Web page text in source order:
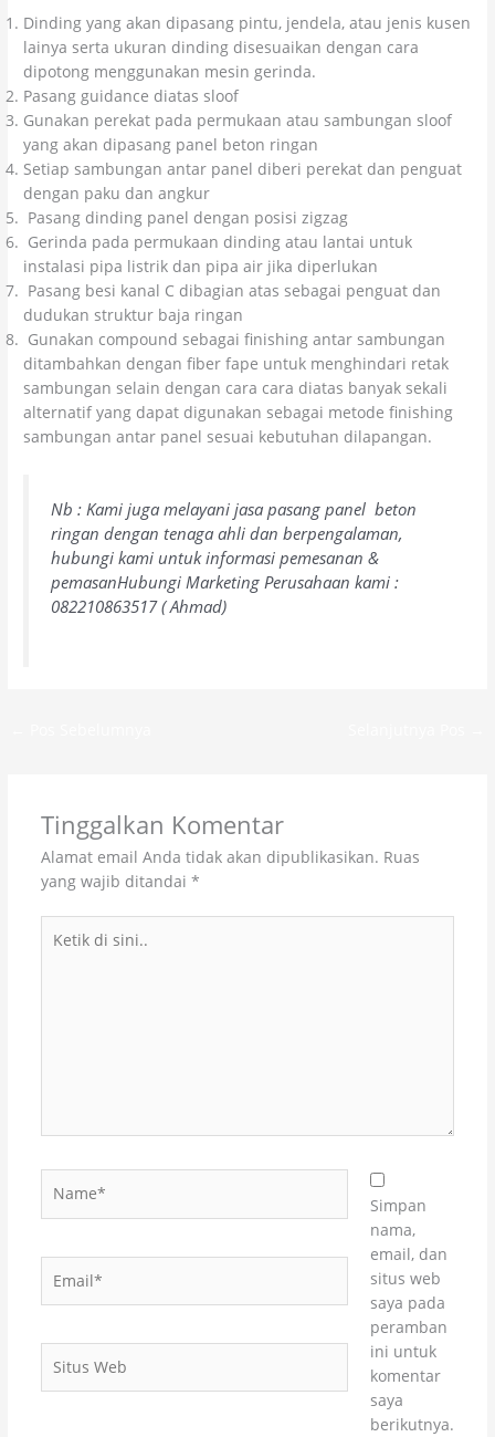
Dinding yang akan dipasang pintu, jendela, atau jenis kusen
lainya serta ukuran dinding disesuaikan dengan cara
dipotong menggunakan mesin gerinda.
Pasang guidance diatas sloof
Gunakan perekat pada permukaan atau sambungan sloof
yang akan dipasang panel beton ringan
Setiap sambungan antar panel diberi perekat dan penguat
dengan paku dan angkur
Pasang dinding panel dengan posisi zigzag
Gerinda pada permukaan dinding atau lantai untuk
instalasi pipa listrik dan pipa air jika diperlukan
Pasang besi kanal C dibagian atas sebagai penguat dan
dudukan struktur baja ringan
Gunakan compound sebagai finishing antar sambungan
ditambahkan dengan fiber fape untuk menghindari retak
sambungan selain dengan cara cara diatas banyak sekali
alternatif yang dapat digunakan sebagai metode finishing
sambungan antar panel sesuai kebutuhan dilapangan.
Nb : Kami juga melayani jasa pasang panel beton
ringan dengan tenaga ahli dan berpengalaman,
hubungi kami untuk informasi pemesanan &
pemasanHubungi Marketing Perusahaan kami :
082210863517 ( Ahmad)
Tinggalkan Komentar
Alamat email Anda tidak akan dipublikasikan. Ruas
yang wajib ditandai *
Web
Simpan
nama,
email, dan
situs web
saya pada
peramban
ini untuk
komentar
saya
berikutnya.